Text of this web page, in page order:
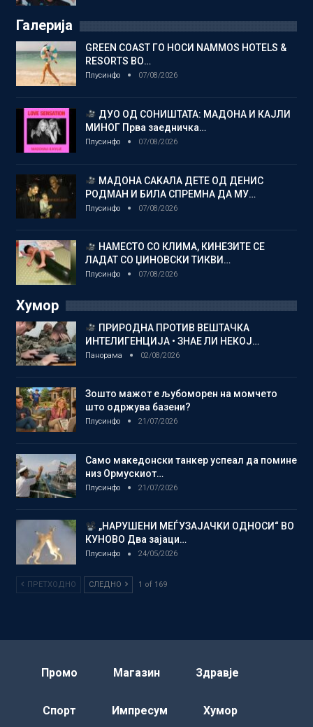
Галерија
GREEN COAST ГО НОСИ NAMMOS HOTELS &
RESORTS ВО…
Плусинфо 07/08/2026
ДУО ОД СОНИШТАТА: МАДОНА И КАЈЛИ
МИНОГ Прва заедничка…
Плусинфо 07/08/2026
МАДОНА САКАЛА ДЕТЕ ОД ДЕНИС
РОДМАН И БИЛА СПРЕМНА ДА МУ…
Плусинфо 07/08/2026
НАМЕСТО СО КЛИМА, КИНЕЗИТЕ СЕ
ЛАДАТ СО ЏИНОВСКИ ТИКВИ…
Плусинфо 07/08/2026
Хумор
ПРИРОДНА ПРОТИВ ВЕШТАЧКА
ИНТЕЛИГЕНЦИЈА • ЗНАЕ ЛИ НЕКОЈ…
Панорама 02/08/2026
Зошто мажот е љубоморен на момчето
што одржува базени?
Плусинфо 21/07/2026
Само македонски танкер успеал да помине
низ Ормускиот…
Плусинфо 21/07/2026
„НАРУШЕНИ МЕЃУЗАЈАЧКИ ОДНОСИ“ ВО
КУНОВО Два зајаци…
Плусинфо 24/05/2026
ПРЕТХОДНО СЛЕДНО 1 of 169
Промо Магазин Здравје
Спорт Импресум Хумор